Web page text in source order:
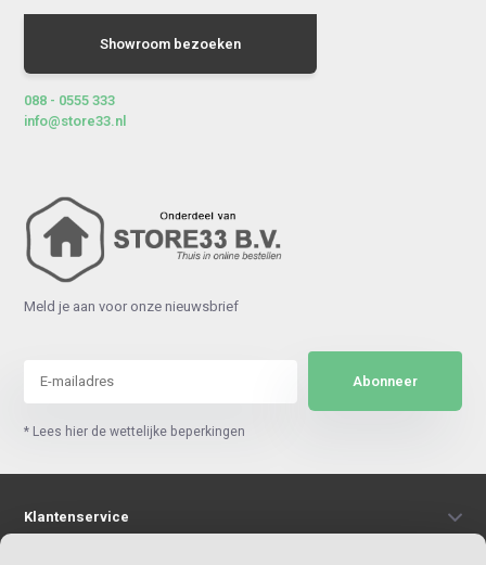
Showroom bezoeken
088 - 0555 333
info@store33.nl
Meld je aan voor onze nieuwsbrief
Abonneer
* Lees hier de wettelijke beperkingen
Klantenservice